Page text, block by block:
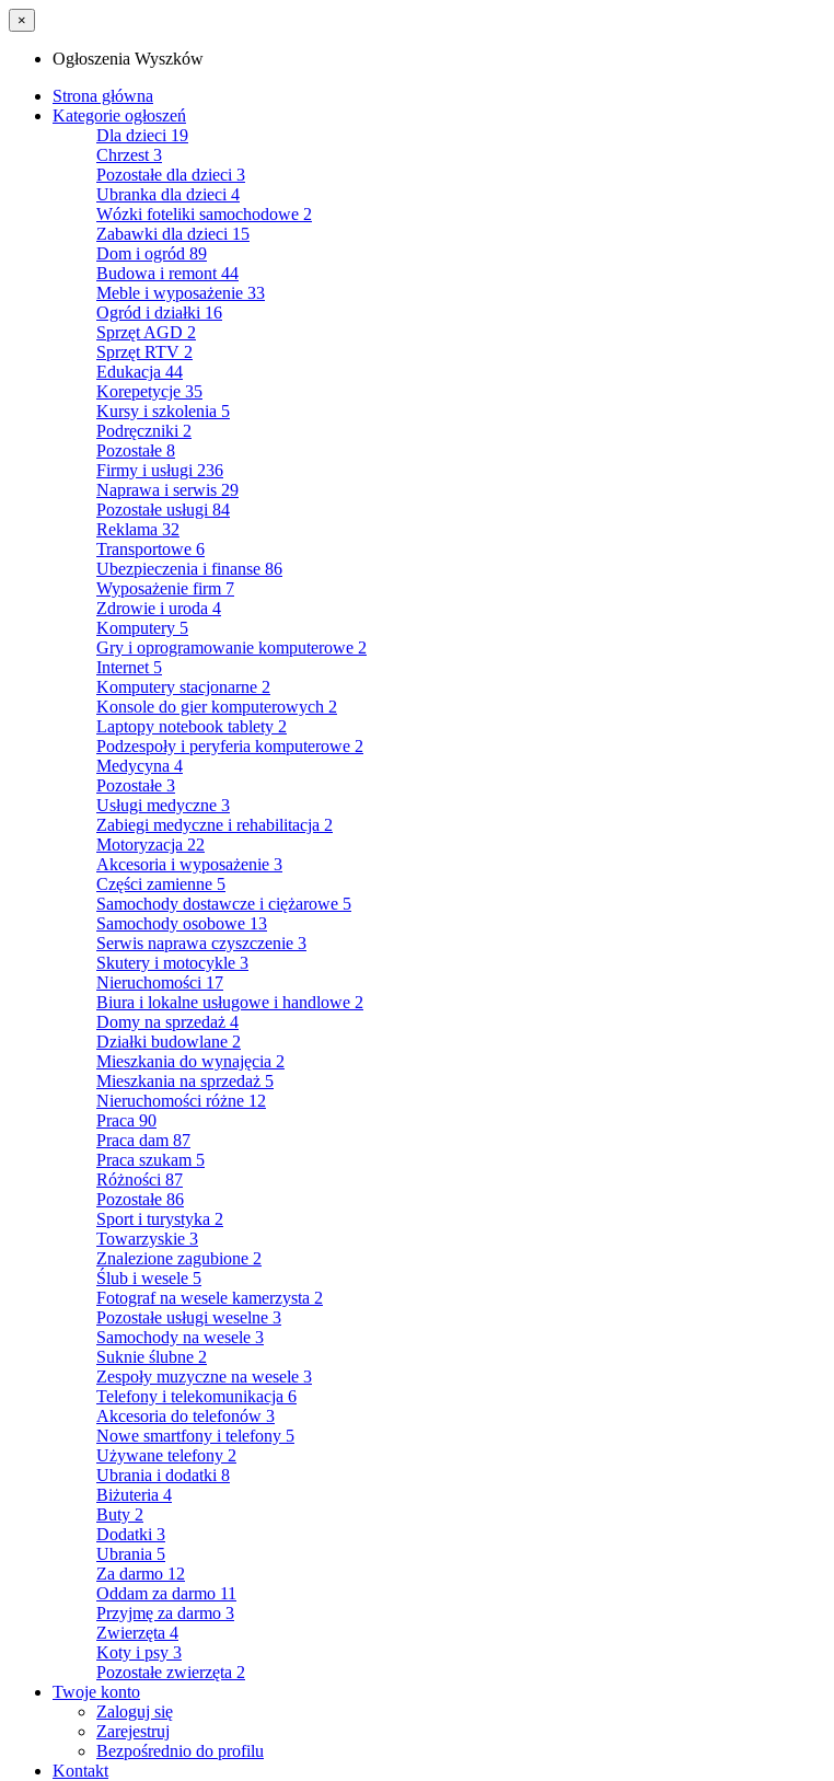
×
Ogłoszenia Wyszków
Strona główna
Kategorie ogłoszeń
Dla dzieci 19
Chrzest 3
Pozostałe dla dzieci 3
Ubranka dla dzieci 4
Wózki foteliki samochodowe 2
Zabawki dla dzieci 15
Dom i ogród 89
Budowa i remont 44
Meble i wyposażenie 33
Ogród i działki 16
Sprzęt AGD 2
Sprzęt RTV 2
Edukacja 44
Korepetycje 35
Kursy i szkolenia 5
Podręczniki 2
Pozostałe 8
Firmy i usługi 236
Naprawa i serwis 29
Pozostałe usługi 84
Reklama 32
Transportowe 6
Ubezpieczenia i finanse 86
Wyposażenie firm 7
Zdrowie i uroda 4
Komputery 5
Gry i oprogramowanie komputerowe 2
Internet 5
Komputery stacjonarne 2
Konsole do gier komputerowych 2
Laptopy notebook tablety 2
Podzespoły i peryferia komputerowe 2
Medycyna 4
Pozostałe 3
Usługi medyczne 3
Zabiegi medyczne i rehabilitacja 2
Motoryzacja 22
Akcesoria i wyposażenie 3
Części zamienne 5
Samochody dostawcze i ciężarowe 5
Samochody osobowe 13
Serwis naprawa czyszczenie 3
Skutery i motocykle 3
Nieruchomości 17
Biura i lokalne usługowe i handlowe 2
Domy na sprzedaż 4
Działki budowlane 2
Mieszkania do wynajęcia 2
Mieszkania na sprzedaż 5
Nieruchomości różne 12
Praca 90
Praca dam 87
Praca szukam 5
Różności 87
Pozostałe 86
Sport i turystyka 2
Towarzyskie 3
Znalezione zagubione 2
Ślub i wesele 5
Fotograf na wesele kamerzysta 2
Pozostałe usługi weselne 3
Samochody na wesele 3
Suknie ślubne 2
Zespoły muzyczne na wesele 3
Telefony i telekomunikacja 6
Akcesoria do telefonów 3
Nowe smartfony i telefony 5
Używane telefony 2
Ubrania i dodatki 8
Biżuteria 4
Buty 2
Dodatki 3
Ubrania 5
Za darmo 12
Oddam za darmo 11
Przyjmę za darmo 3
Zwierzęta 4
Koty i psy 3
Pozostałe zwierzęta 2
Twoje konto
Zaloguj się
Zarejestruj
Bezpośrednio do profilu
Kontakt